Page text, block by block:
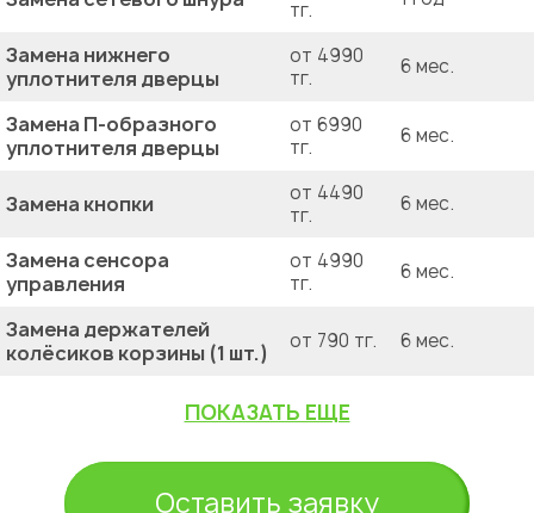
тг.
Замена нижнего
уплотнителя дверцы
от 4990
тг.
6 мес.
Замена П-образного
уплотнителя дверцы
от 6990
тг.
6 мес.
Замена кнопки
от 4490
тг.
6 мес.
Замена сенсора
управления
от 4990
тг.
6 мес.
Замена держателей
колёсиков корзины (1 шт.)
от 790 тг. 6 мес.
ПОКАЗАТЬ ЕЩЕ
Оставить заявку